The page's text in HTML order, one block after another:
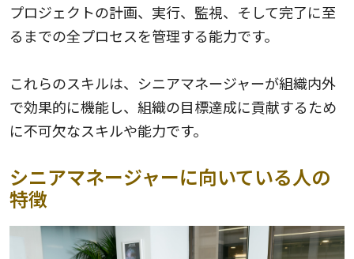
プロジェクトの計画、実行、監視、そして完了に至
るまでの全プロセスを管理する能力です。
これらのスキルは、シニアマネージャーが組織内外
で効果的に機能し、組織の目標達成に貢献するため
に不可欠なスキルや能力です。
シニアマネージャーに向いている人の
特徴